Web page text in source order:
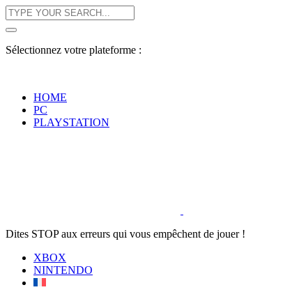
Sélectionnez votre plateforme :
HOME
PC
PLAYSTATION
Dites STOP aux erreurs qui vous empêchent de jouer !
XBOX
NINTENDO